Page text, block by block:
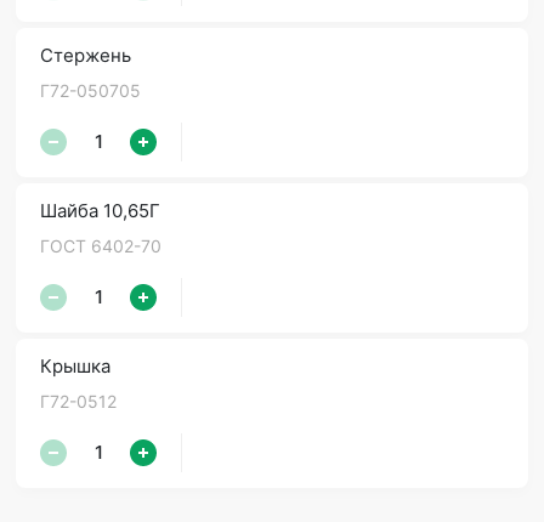
Стержень
Г72-050705
Шайба 10,65Г
ГОСТ 6402-70
Крышка
Г72-0512